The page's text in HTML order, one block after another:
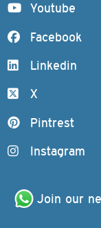
Youtube
Facebook
Linkedin
X
Pintrest
Instagram
Join our